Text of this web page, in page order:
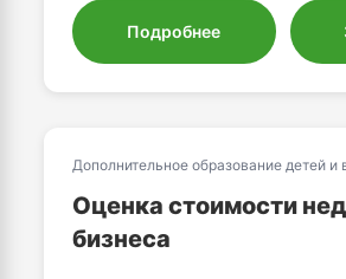
Подробнее
Дополнительное образование детей и
Оценка стоимости
бизнеса